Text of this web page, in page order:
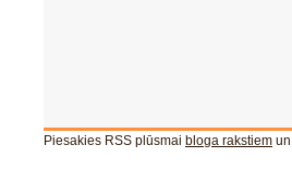
Piesakies RSS plūsmai bloga rakstiem un